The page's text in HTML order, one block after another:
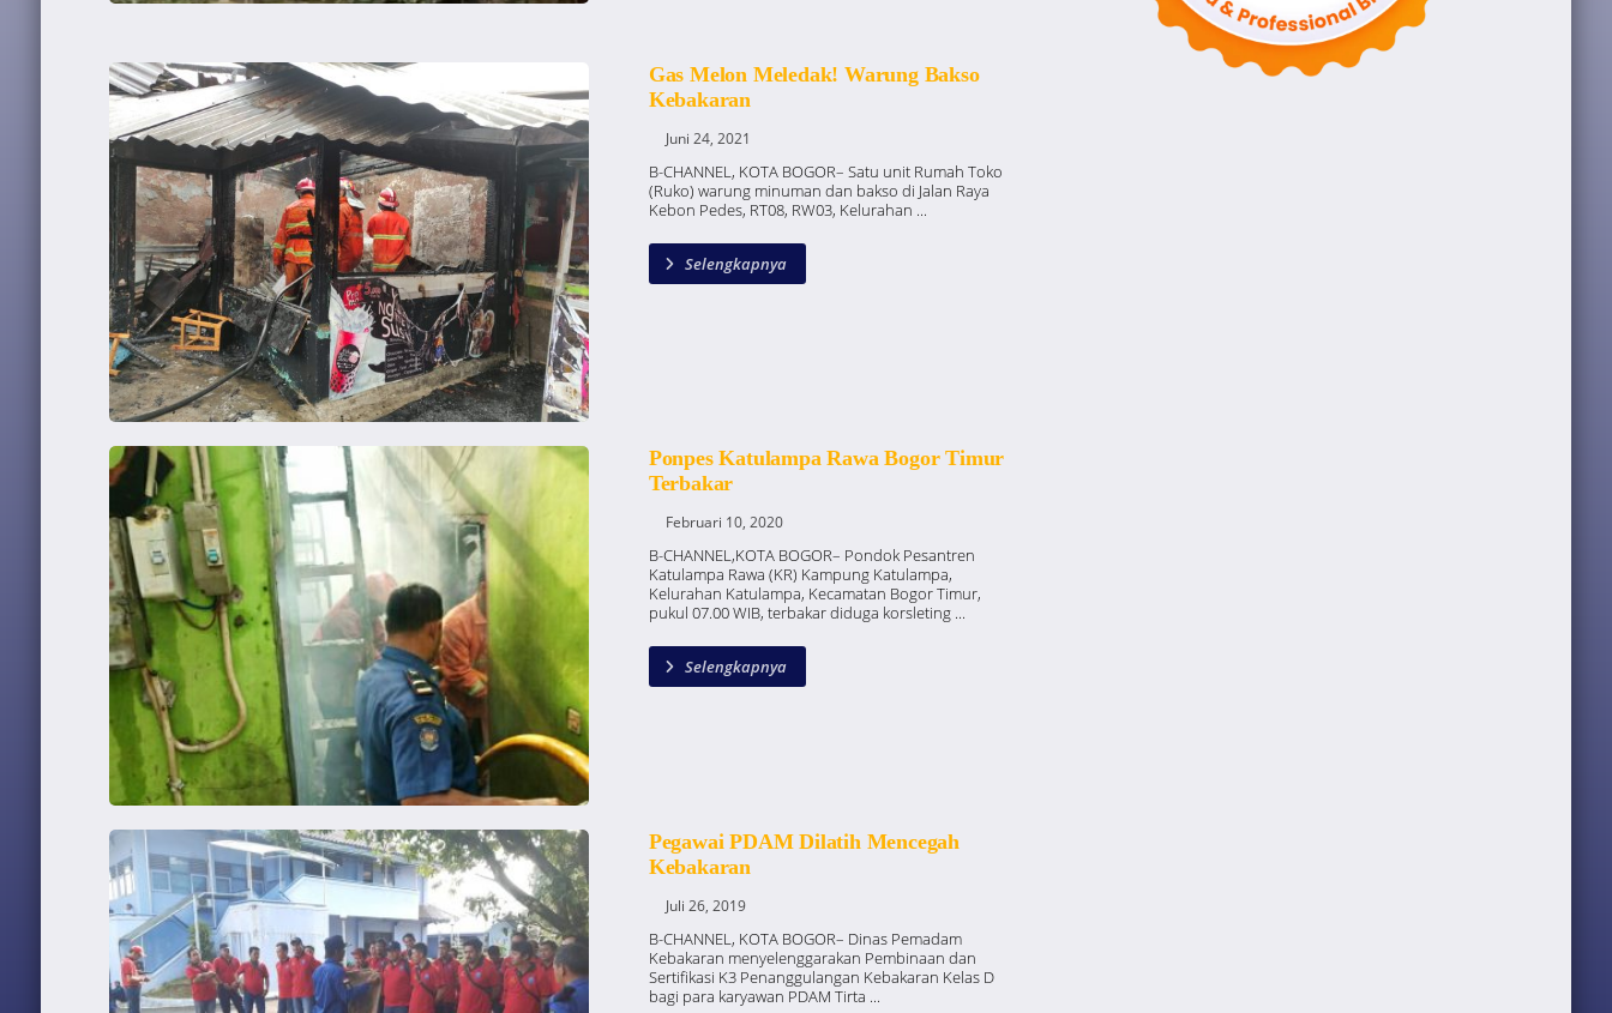
Gas Melon Meledak! Warung Bakso
Kebakaran
Juni 24, 2021
B-CHANNEL, KOTA BOGOR– Satu unit Rumah Toko
(Ruko) warung minuman dan bakso di Jalan Raya
Kebon Pedes, RT08, RW03, Kelurahan ...
Selengkapnya
Ponpes Katulampa Rawa Bogor Timur
Terbakar
Februari 10, 2020
B-CHANNEL,KOTA BOGOR– Pondok Pesantren
Katulampa Rawa (KR) Kampung Katulampa,
Kelurahan Katulampa, Kecamatan Bogor Timur,
pukul 07.00 WIB, terbakar diduga korsleting ...
Selengkapnya
Pegawai PDAM Dilatih Mencegah
Kebakaran
Juli 26, 2019
B-CHANNEL, KOTA BOGOR– Dinas Pemadam
Kebakaran menyelenggarakan Pembinaan dan
Sertifikasi K3 Penanggulangan Kebakaran Kelas D
bagi para karyawan PDAM Tirta ...